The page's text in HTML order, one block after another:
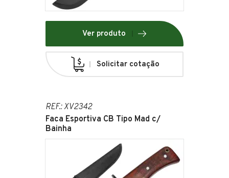
Ver produto
Solicitar cotação
REF.: XV2342
Faca Esportiva CB Tipo Mad c/
Bainha